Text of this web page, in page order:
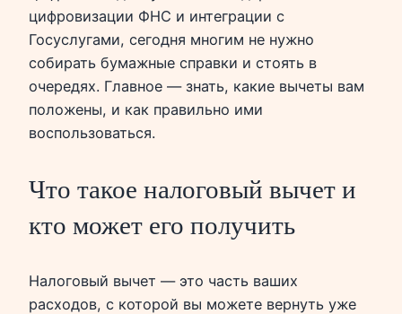
цифровизации ФНС и интеграции с
Госуслугами, сегодня многим не нужно
собирать бумажные справки и стоять в
очередях. Главное — знать, какие вычеты вам
положены, и как правильно ими
воспользоваться.
Что такое налоговый вычет и
кто может его получить
Налоговый вычет — это часть ваших
расходов, с которой вы можете вернуть уже